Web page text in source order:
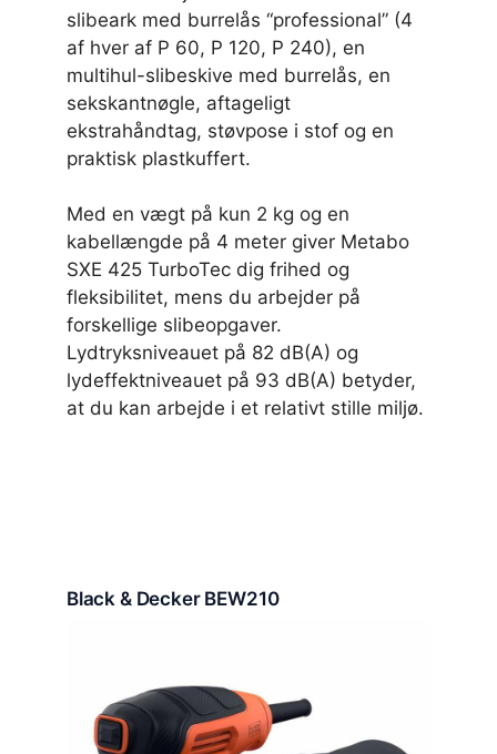
slibeark med burrelås “professional” (4
af hver af P 60, P 120, P 240), en
multihul-slibeskive med burrelås, en
sekskantnøgle, aftageligt
ekstrahåndtag, støvpose i stof og en
praktisk plastkuffert.
Med en vægt på kun 2 kg og en
kabellængde på 4 meter giver Metabo
SXE 425 TurboTec dig frihed og
fleksibilitet, mens du arbejder på
forskellige slibeopgaver.
Lydtryksniveauet på 82 dB(A) og
lydeffektniveauet på 93 dB(A) betyder,
at du kan arbejde i et relativt stille miljø.
Black & Decker BEW210